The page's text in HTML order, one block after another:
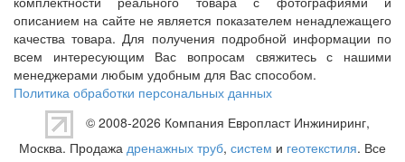
описанием на сайте не является показателем ненадлежащего
качества товара. Для получения подробной информации по
всем интересующим Вас вопросам свяжитесь с нашими
менеджерами любым удобным для Вас способом.
Политика обработки персональных данных
© 2008-2026 Компания Европласт Инжиниринг,
Москва. Продажа дренажных труб, систем и геотекстиля. Все